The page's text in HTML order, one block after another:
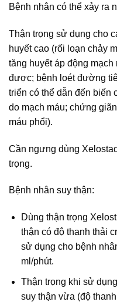
Bệnh nhân có thể xảy ra
Thận trọng sử dụng cho
huyết cao (rối loạn chảy
tăng huyết áp động
được; bệnh loét đường
triển có thể dẫn đến biến
do mạch máu; chứng
máu phổi).
Cần ngưng dùng
trọng.
Bệnh nhân suy thận:
Dùng thận trọng
thận có độ thanh thải
sử dụng cho bệnh
ml/phút.
Thận trọng khi sử
suy thận vừa (độ